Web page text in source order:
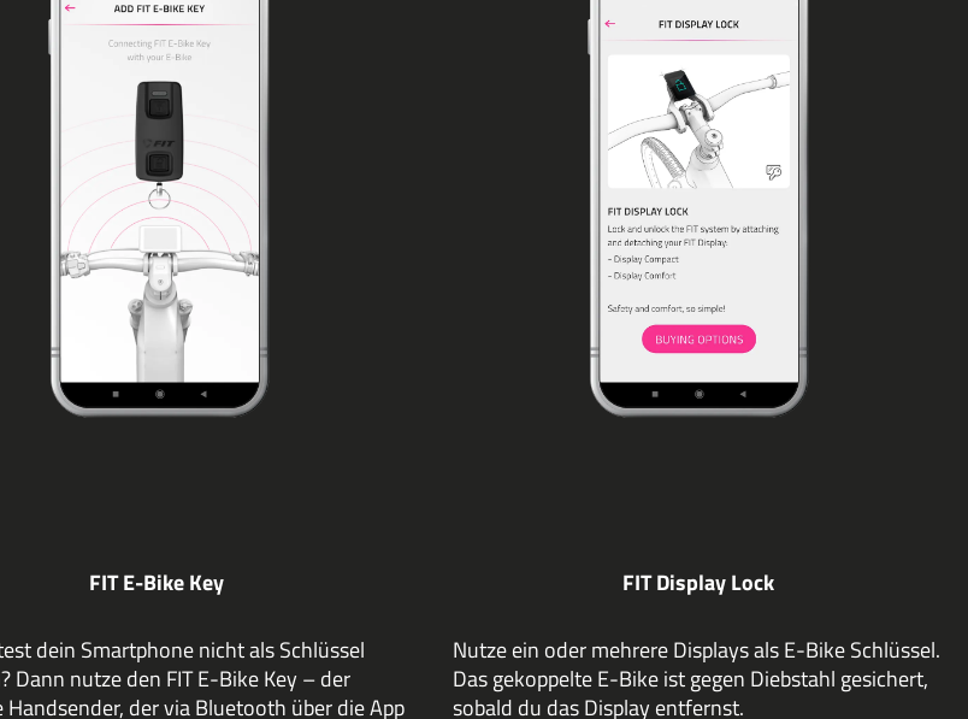
FIT E-Bike Key
dein Smartphone nicht als Schlüssel
Dann nutze den FIT E-Bike Key – der
Handsender, der via Bluetooth über die App
FIT Display Lock
Nutze ein oder mehrere Displays als E-Bike Schlüssel.
Das gekoppelte E-Bike ist gegen Diebstahl gesichert,
sobald du das Display entfernst.